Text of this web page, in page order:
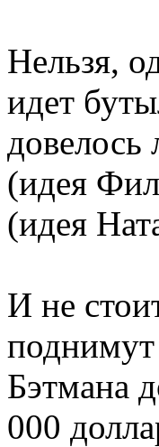
Нельзя,
идет
довелось
(идея
(идея
И не
поднимут
Бэтмана
000